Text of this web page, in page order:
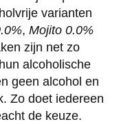
varianten
, Mojito 0.0%
zijn net zo
alcoholische
geen alcohol en
Zo doet iedereen
de keuze.